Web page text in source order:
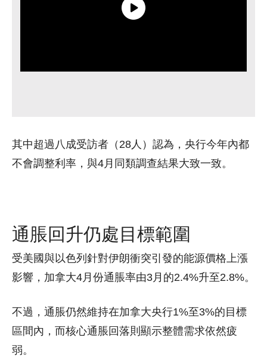
其中超過八成受訪者（28人）認為，央行今年內都
不會調整利率，與4月同類調查結果大致一致。
通脹回升仍處目標範圍
受美國與以色列針對伊朗衝突引發的能源價格上漲
影響，加拿大4月份通脹率由3月的2.4%升至2.8%。
不過，通脹仍然維持在加拿大央行1%至3%的目標
區間內，而核心通脹回落則顯示整體需求依然疲
弱。